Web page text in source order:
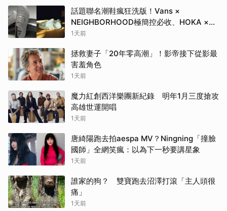
話題聯名潮鞋瘋狂洗版！Vans ×
NEIGHBORHOOD極簡控必收、HOKA ×
BEAMS根本穿上腳的藝術品
1天前
拯救妻子「20年零高潮」！影帝接下從影最
害羞角色
1天前
魔力紅創西洋樂團新紀錄 明年1月三度搶攻
高雄世運開唱
1天前
唐綺陽跑去拍aespa MV？Ningning「撞臉
國師」全網笑瘋：以為下一秒要講星象
1天前
誰家的狗？ 雙寶跑去沼澤打滾「主人頭很
痛」
1天前